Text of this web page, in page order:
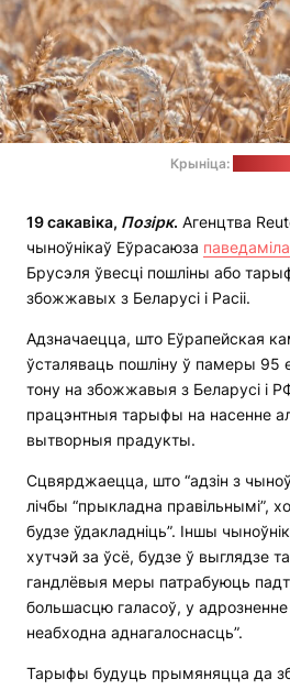
Крыніца:
19 сакавіка, Позірк. Агенцтва
чыноўнікаў Еўрасаюза паведаміла
Брусэля ўвесці пошліны або
збожжавых з Беларусі і Расіі.
Адзначаецца, што Еўрапейская
ўсталяваць пошліну ў памеры 95
тону на збожжавыя з Беларусі і
працэнтныя тарыфы на насенне
вытворныя прадукты.
Сцвярджаецца, што “адзін з
лічбы “прыкладна правільнымі”,
будзе ўдакладніць”. Іншы
хутчэй за ўсё, будзе ў выглядзе
гандлёвыя меры патрабуюць
большасцю галасоў, у
неабходна аднагалоснасць”.
Тарыфы будуць прымяняцца да